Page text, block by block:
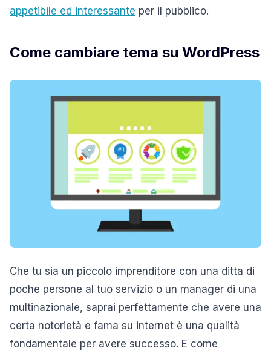
appetibile ed interessante per il pubblico.
Come cambiare tema su WordPress
Che tu sia un piccolo imprenditore con una ditta di
poche persone al tuo servizio o un manager di una
multinazionale, saprai perfettamente che avere una
certa notorietà e fama su internet è una qualità
fondamentale per avere successo. E come